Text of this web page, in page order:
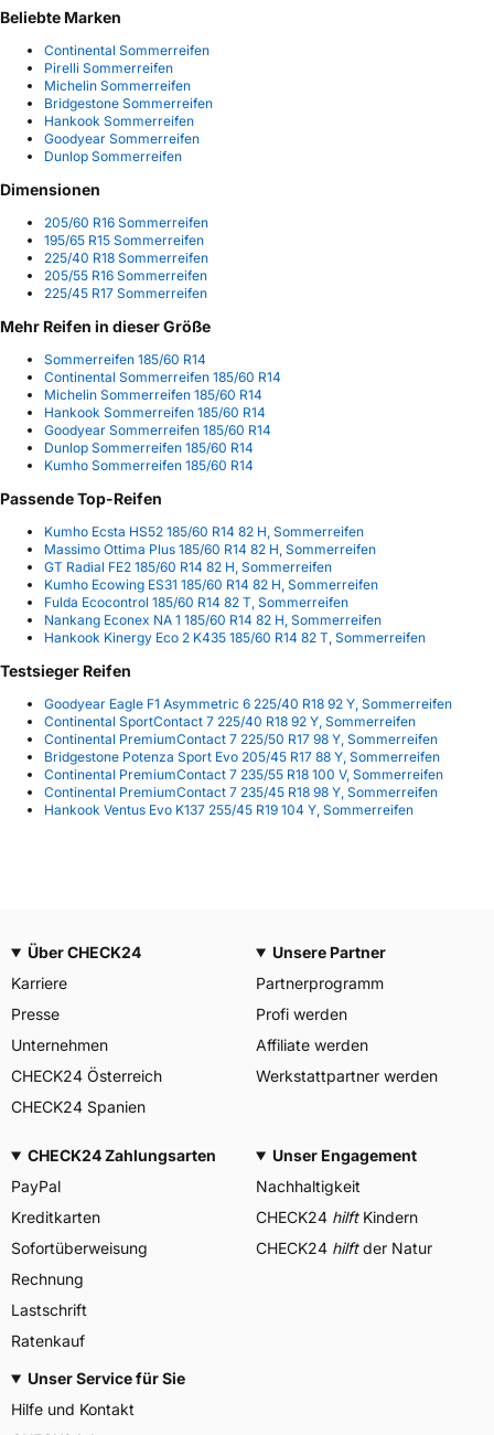
Beliebte Marken
Continental Sommerreifen
Pirelli Sommerreifen
Michelin Sommerreifen
Bridgestone Sommerreifen
Hankook Sommerreifen
Goodyear Sommerreifen
Dunlop Sommerreifen
Dimensionen
205/60 R16 Sommerreifen
195/65 R15 Sommerreifen
225/40 R18 Sommerreifen
205/55 R16 Sommerreifen
225/45 R17 Sommerreifen
Mehr Reifen in dieser Größe
Sommerreifen 185/60 R14
Continental Sommerreifen 185/60 R14
Michelin Sommerreifen 185/60 R14
Hankook Sommerreifen 185/60 R14
Goodyear Sommerreifen 185/60 R14
Dunlop Sommerreifen 185/60 R14
Kumho Sommerreifen 185/60 R14
Passende Top-Reifen
Kumho Ecsta HS52 185/60 R14 82 H, Sommerreifen
Massimo Ottima Plus 185/60 R14 82 H, Sommerreifen
GT Radial FE2 185/60 R14 82 H, Sommerreifen
Kumho Ecowing ES31 185/60 R14 82 H, Sommerreifen
Fulda Ecocontrol 185/60 R14 82 T, Sommerreifen
Nankang Econex NA 1 185/60 R14 82 H, Sommerreifen
Hankook Kinergy Eco 2 K435 185/60 R14 82 T, Sommerreifen
Testsieger Reifen
Goodyear Eagle F1 Asymmetric 6 225/40 R18 92 Y, Sommerreifen
Continental SportContact 7 225/40 R18 92 Y, Sommerreifen
Continental PremiumContact 7 225/50 R17 98 Y, Sommerreifen
Bridgestone Potenza Sport Evo 205/45 R17 88 Y, Sommerreifen
Continental PremiumContact 7 235/55 R18 100 V, Sommerreifen
Continental PremiumContact 7 235/45 R18 98 Y, Sommerreifen
Hankook Ventus Evo K137 255/45 R19 104 Y, Sommerreifen
Über CHECK24
Karriere
Presse
Unternehmen
CHECK24 Österreich
CHECK24 Spanien
Unsere Partner
Partnerprogramm
Profi werden
Affiliate werden
Werkstattpartner werden
CHECK24 Zahlungsarten
PayPal
Kreditkarten
Sofortüberweisung
Rechnung
Lastschrift
Ratenkauf
Unser Engagement
Nachhaltigkeit
CHECK24 hilftKindern
CHECK24 hilftder Natur
Unser Service für Sie
Hilfe und Kontakt